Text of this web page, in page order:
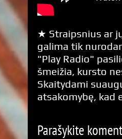
★ Straipsnius ar
galima tik
"Play Radio"
šmeižia, kursto
Skaitydami
atsakomybę, kad
Parašykite